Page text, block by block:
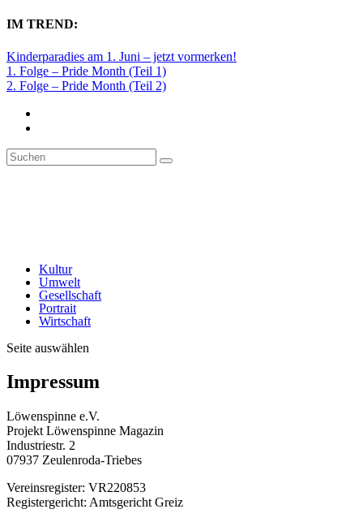
IM TREND:
Kinderparadies am 1. Juni – jetzt vormerken!
1. Folge – Pride Month (Teil 1)
2. Folge – Pride Month (Teil 2)
Kultur
Umwelt
Gesellschaft
Portrait
Wirtschaft
Seite auswählen
Impressum
Löwenspinne e.V.
Projekt Löwenspinne Magazin
Industriestr. 2
07937 Zeulenroda-Triebes
Vereinsregister: VR220853
Registergericht: Amtsgericht Greiz